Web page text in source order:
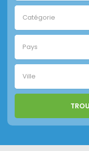
Catégorie
Pays
Ville